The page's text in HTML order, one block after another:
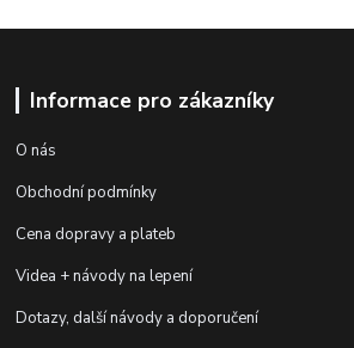
Informace pro zákazníky
O nás
Obchodní podmínky
Cena dopravy a plateb
Videa + návody na lepení
Dotazy, další návody a doporučení